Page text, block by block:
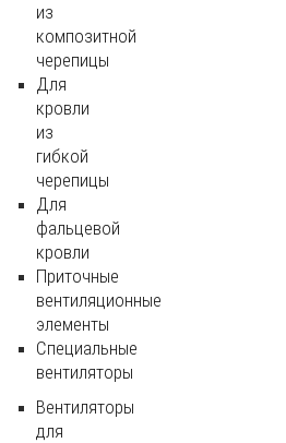
из
композитной
черепицы
Для
кровли
из
гибкой
черепицы
Для
фальцевой
кровли
Приточные
вентиляционные
элементы
Специальные
вентиляторы
Вентиляторы
для